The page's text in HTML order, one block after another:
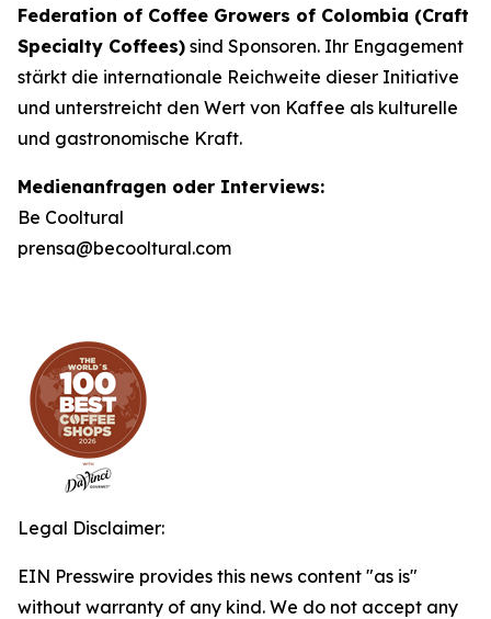
Federation of Coffee Growers of Colombia (Craft
Specialty Coffees) sind Sponsoren. Ihr Engagement
stärkt die internationale Reichweite dieser Initiative
und unterstreicht den Wert von Kaffee als kulturelle
und gastronomische Kraft.
Medienanfragen oder Interviews:
Be Cooltural
prensa@becooltural.com
Legal Disclaimer:
EIN Presswire provides this news content "as is"
without warranty of any kind. We do not accept any